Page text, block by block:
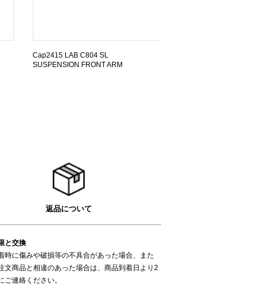
Cap2415 LAB C804 SL
SUSPENSION FRONT ARM
返品について
と交換
時に傷みや破損等の不具合があった場合、また
文商品と相違のあった場合は、商品到着日より2
ご連絡ください。